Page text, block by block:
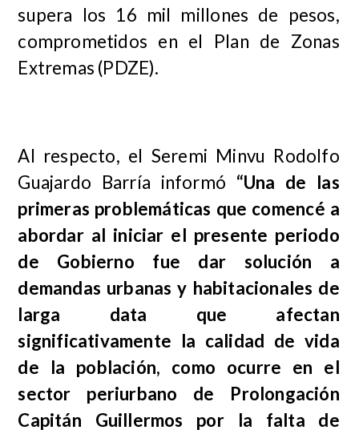
supera los 16 mil millones de pesos,
comprometidos en el Plan de Zonas
Extremas (PDZE).
Al respecto, el Seremi Minvu Rodolfo
Guajardo Barría informó “Una de las
primeras problemáticas que comencé a
abordar al iniciar el presente periodo
de Gobierno fue dar solución a
demandas urbanas y habitacionales de
larga data que afectan
significativamente la calidad de vida
de la población, como ocurre en el
sector periurbano de Prolongación
Capitán Guillermos por la falta de